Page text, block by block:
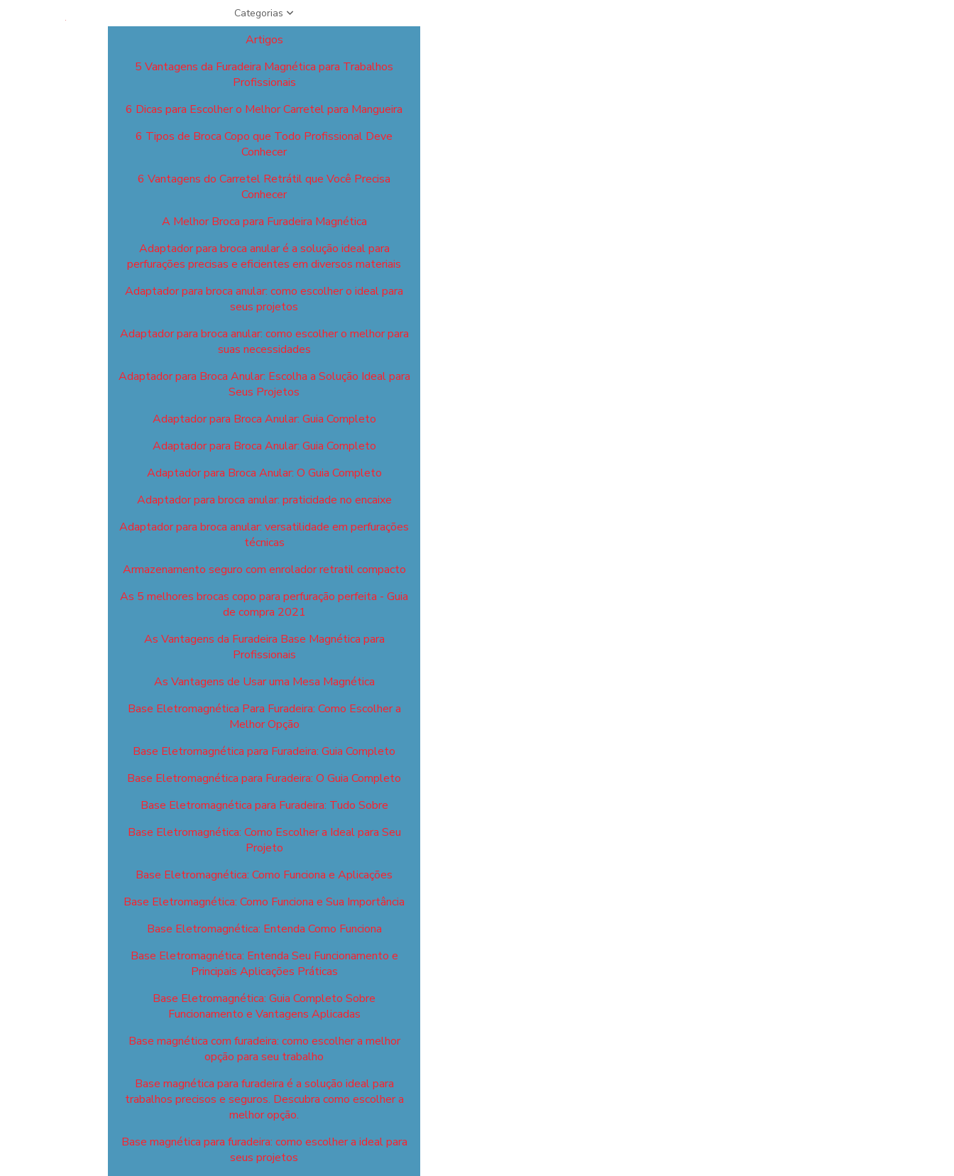
Categorias
Artigos
5 Vantagens da Furadeira Magnética para Trabalhos
Profissionais
6 Dicas para Escolher o Melhor Carretel para Mangueira
6 Tipos de Broca Copo que Todo Profissional Deve
Conhecer
6 Vantagens do Carretel Retrátil que Você Precisa
Conhecer
A Melhor Broca para Furadeira Magnética
Adaptador para broca anular é a solução ideal para
perfurações precisas e eficientes em diversos materiais
Adaptador para broca anular: como escolher o ideal para
seus projetos
Adaptador para broca anular: como escolher o melhor para
suas necessidades
Adaptador para Broca Anular: Escolha a Solução Ideal para
Seus Projetos
Adaptador para Broca Anular: Guia Completo
Adaptador para Broca Anular: Guia Completo
Adaptador para Broca Anular: O Guia Completo
Adaptador para broca anular: praticidade no encaixe
Adaptador para broca anular: versatilidade em perfurações
técnicas
Armazenamento seguro com enrolador retratil compacto
As 5 melhores brocas copo para perfuração perfeita - Guia
de compra 2021
As Vantagens da Furadeira Base Magnética para
Profissionais
As Vantagens de Usar uma Mesa Magnética
Base Eletromagnética Para Furadeira: Como Escolher a
Melhor Opção
Base Eletromagnética para Furadeira: Guia Completo
Base Eletromagnética para Furadeira: O Guia Completo
Base Eletromagnética para Furadeira: Tudo Sobre
Base Eletromagnética: Como Escolher a Ideal para Seu
Projeto
Base Eletromagnética: Como Funciona e Aplicações
Base Eletromagnética: Como Funciona e Sua Importância
Base Eletromagnética: Entenda Como Funciona
Base Eletromagnética: Entenda Seu Funcionamento e
Principais Aplicações Práticas
Base Eletromagnética: Guia Completo Sobre
Funcionamento e Vantagens Aplicadas
Base magnética com furadeira: como escolher a melhor
opção para seu trabalho
Base magnética para furadeira é a solução ideal para
trabalhos precisos e seguros. Descubra como escolher a
melhor opção.
Base magnética para furadeira: como escolher a ideal para
seus projetos